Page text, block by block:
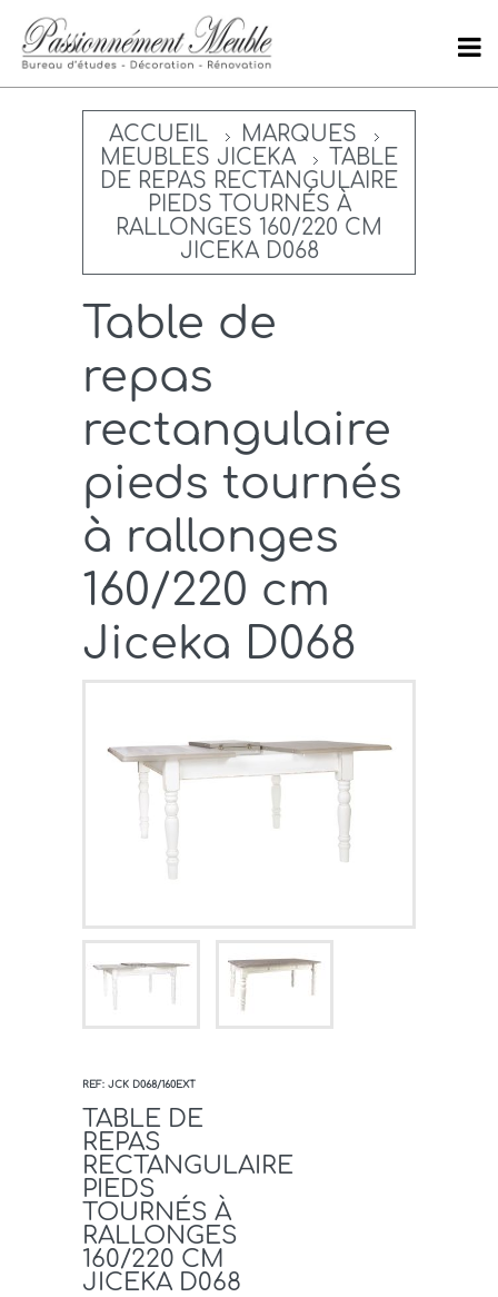
ACCUEIL
MARQUES
MEUBLES JICEKA
TABLE
DE REPAS RECTANGULAIRE
PIEDS TOURNÉS À
RALLONGES 160/220 CM
JICEKA D068
Table de
repas
rectangulaire
pieds tournés
à rallonges
160/220 cm
Jiceka D068
REF: JCK D068/160EXT
TABLE DE
REPAS
RECTANGULAIRE
PIEDS
TOURNÉS À
RALLONGES
160/220 CM
JICEKA D068